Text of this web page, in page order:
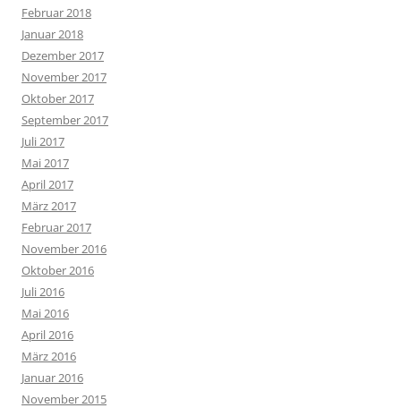
Februar 2018
Januar 2018
Dezember 2017
November 2017
Oktober 2017
September 2017
Juli 2017
Mai 2017
April 2017
März 2017
Februar 2017
November 2016
Oktober 2016
Juli 2016
Mai 2016
April 2016
März 2016
Januar 2016
November 2015